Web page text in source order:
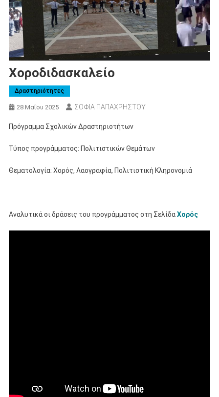
Χοροδιδασκαλείο
Δραστηριότητες
28 Μαΐου 2025 ΣΟΦΙΑ ΠΑΠΑΧΡΗΣΤΟΥ
Πρόγραμμα Σχολικών Δραστηριοτήτων
Τύπος προγράμματος: Πολιτιστικών Θεμάτων
Θεματολογία: Χορός, Λαογραφία, Πολιτιστική Κληρονομιά
Αναλυτικά οι δράσεις του προγράμματος στη ΣελίδαΧορός